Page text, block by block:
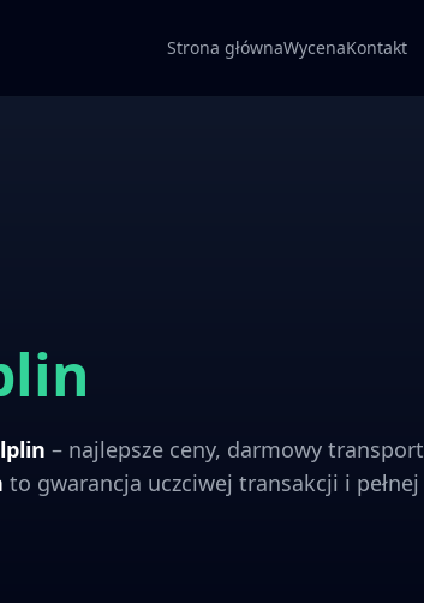
Strona głównaWycenaKontakt
– najlepsze ceny, darmowy transport
to gwarancja uczciwej transakcji i pełnej